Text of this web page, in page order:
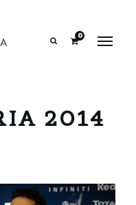
0
2014